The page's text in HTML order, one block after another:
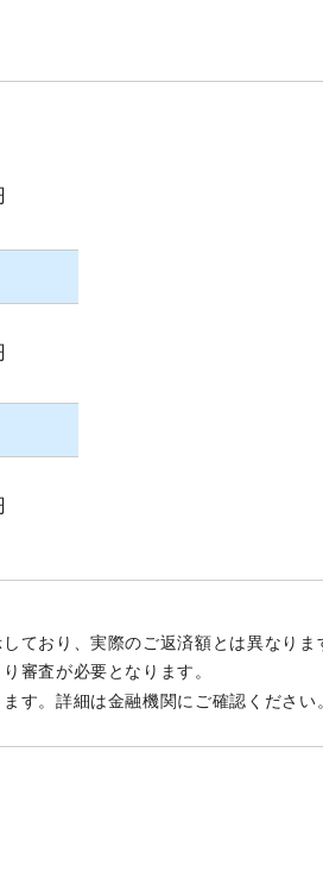
ており、実際のご返済額とは異なりま
審査が必要となります。
す。詳細は金融機関にご確認ください